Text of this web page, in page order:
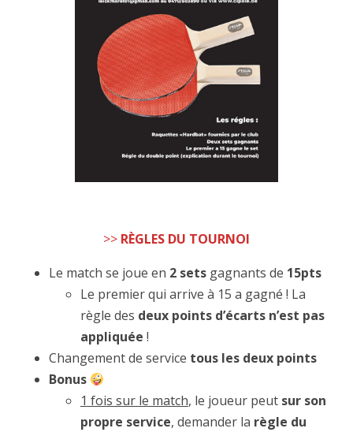
>> RÈGLES DU TOURNOI
Le match se joue en 2 setsgagnants de 15pts
Le premier qui arrive à 15 a gagné ! La
règle des deux points d’écarts n’est pas
appliquée !
Changement de service tous les deux points
Bonus
1 fois sur le match, le joueur peut sur son
propre service, demander la règle du